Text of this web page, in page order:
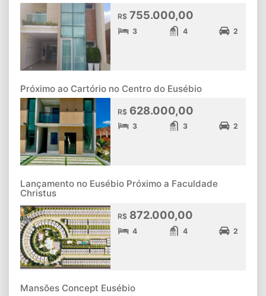
R$ 755.000,00
3 4 2
Próximo ao Cartório no Centro do Eusébio
R$ 628.000,00
3 3 2
Lançamento no Eusébio Próximo a Faculdade
Christus
R$ 872.000,00
4 4 2
Mansões Concept Eusébio